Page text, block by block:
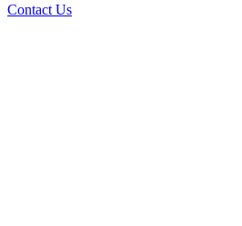
Contact Us